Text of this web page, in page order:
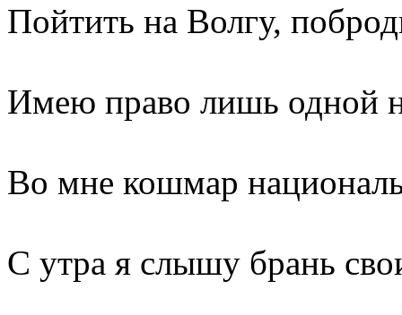
Пойтить на Волгу,
Имею правo лишь одной
Во мне кошмар
С утра я слышу брань